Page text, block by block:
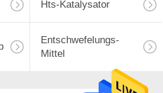
Hts-Katalysator
Entschwefelungs-
Mittel